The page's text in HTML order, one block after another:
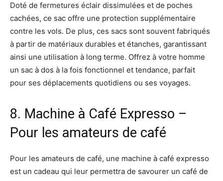
Doté de fermetures éclair dissimulées et de poches
cachées, ce sac offre une protection supplémentaire
contre les vols. De plus, ces sacs sont souvent fabriqués
à partir de matériaux durables et étanches, garantissant
ainsi une utilisation à long terme. Offrez à votre homme
un sac à dos à la fois fonctionnel et tendance, parfait
pour ses déplacements quotidiens ou ses voyages.
8. Machine à Café Expresso –
Pour les amateurs de café
Pour les amateurs de café, une machine à café expresso
est un cadeau qui leur permettra de savourer un café de